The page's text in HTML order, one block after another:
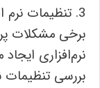
برخی مشکلات
نرم‌افزاری
بررسی تنظیمات